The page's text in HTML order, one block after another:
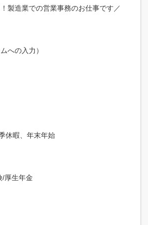
製造業での営業事務のお仕事です／
への入力）
休暇、年末年始
/厚生年金